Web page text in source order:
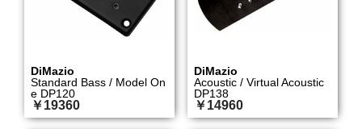
DiMazio
Standard Bass / Model On
e DP120
￥19360
DiMazio
Acoustic / Virtual Acoustic
DP138
￥14960